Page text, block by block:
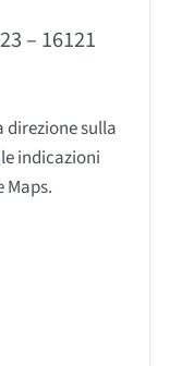
– 16121
direzione sulla
indicazioni